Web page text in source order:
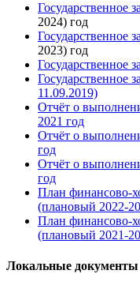
Государственное
2024) год
Государственное
2023) год
Государственное
Государственное
11.09.2019)
Отчёт о
2021 год
Отчёт о
год
Отчёт о
год
План финансово-
(плановый 2022-
План финансово-
(плановый 2021-
Локальные документы